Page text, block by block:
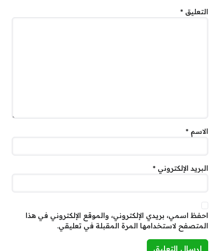
التعليق *
الاسم *
البريد الإلكتروني *
احفظ اسمي، بريدي الإلكتروني، والموقع الإلكتروني في هذا
المتصفح لاستخدامها المرة المقبلة في تعليقي.